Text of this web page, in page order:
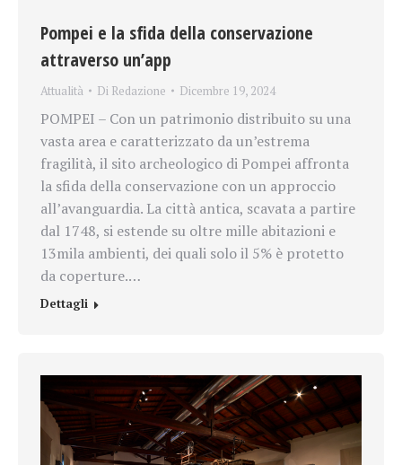
Pompei e la sfida della conservazione
attraverso un’app
Attualità Di Redazione Dicembre 19, 2024
POMPEI – Con un patrimonio distribuito su una
vasta area e caratterizzato da un’estrema
fragilità, il sito archeologico di Pompei affronta
la sfida della conservazione con un approccio
all’avanguardia. La città antica, scavata a partire
dal 1748, si estende su oltre mille abitazioni e
13mila ambienti, dei quali solo il 5% è protetto
da coperture.…
Dettagli